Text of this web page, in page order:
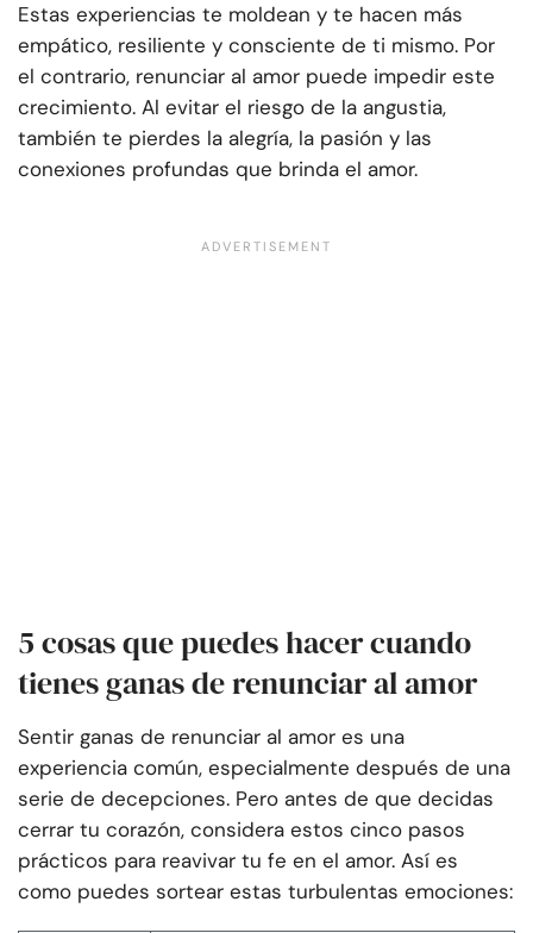
Estas experiencias te moldean y te hacen más
empático, resiliente y consciente de ti mismo. Por
el contrario, renunciar al amor puede impedir este
crecimiento. Al evitar el riesgo de la angustia,
también te pierdes la alegría, la pasión y las
conexiones profundas que brinda el amor.
5 cosas que puedes hacer cuando
tienes ganas de renunciar al amor
Sentir ganas de renunciar al amor es una
experiencia común, especialmente después de una
serie de decepciones. Pero antes de que decidas
cerrar tu corazón, considera estos cinco pasos
prácticos para reavivar tu fe en el amor. Así es
como puedes sortear estas turbulentas emociones: